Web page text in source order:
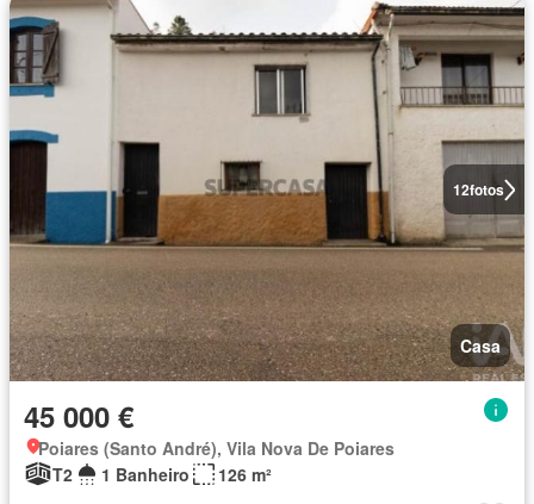
12fotos
Casa
45 000 €
Poiares (Santo André), Vila Nova De Poiares
T2
1 Banheiro 126 m²